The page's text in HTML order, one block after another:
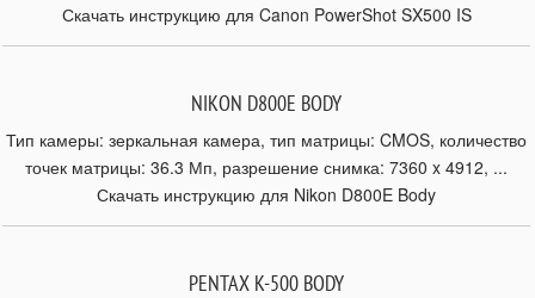
Скачать инструкцию для Canon PowerShot SX500 IS
NIKON D800E BODY
Тип камеры: зеркальная камера, тип матрицы: CMOS, количество
точек матрицы: 36.3 Мп, разрешение снимка: 7360 x 4912, ...
Скачать инструкцию для Nikon D800E Body
PENTAX K-500 BODY